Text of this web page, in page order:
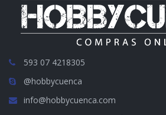
593 07 4218305
@hobbycuenca
info@hobbycuenca.com